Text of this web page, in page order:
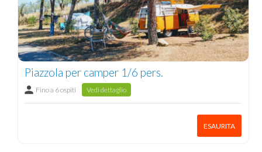
Piazzola per camper 1/6 pers.
Fino a 6 ospiti Vedi dettaglio
ESAURITA